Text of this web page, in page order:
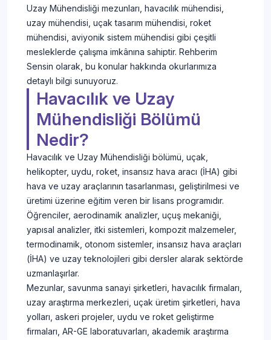
Uzay Mühendisliği mezunları, havacılık mühendisi,
uzay mühendisi, uçak tasarım mühendisi, roket
mühendisi, aviyonik sistem mühendisi gibi çeşitli
mesleklerde çalışma imkânına sahiptir. Rehberim
Sensin olarak, bu konular hakkında okurlarımıza
detaylı bilgi sunuyoruz.
Havacılık ve Uzay
Mühendisliği Bölümü
Nedir?
Havacılık ve Uzay Mühendisliği bölümü, uçak,
helikopter, uydu, roket, insansız hava aracı (İHA) gibi
hava ve uzay araçlarının tasarlanması, geliştirilmesi ve
üretimi üzerine eğitim veren bir lisans programıdır.
Öğrenciler, aerodinamik analizler, uçuş mekaniği,
yapısal analizler, itki sistemleri, kompozit malzemeler,
termodinamik, otonom sistemler, insansız hava araçları
(İHA) ve uzay teknolojileri gibi dersler alarak sektörde
uzmanlaşırlar.
Mezunlar, savunma sanayi şirketleri, havacılık firmaları,
uzay araştırma merkezleri, uçak üretim şirketleri, hava
yolları, askeri projeler, uydu ve roket geliştirme
firmaları, AR-GE laboratuvarları, akademik araştırma